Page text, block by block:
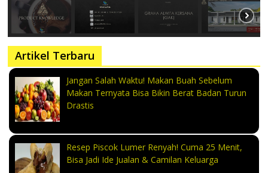
Artikel Terbaru
Jangan Salah Waktu! Makan Buah Sebelum
Makan Ternyata Bisa Bikin Berat Badan Turun
Drastis
Resep Piscok Lumer Renyah! Cuma 25 Menit,
Bisa Jadi Ide Jualan & Camilan Keluarga